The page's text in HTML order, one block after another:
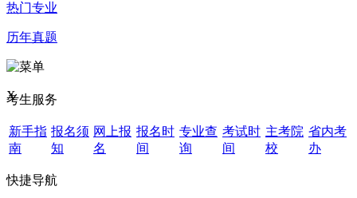
热门专业
历年真题
X
考生服务
新手指
南
报名须
知
网上报
名
报名时
间
专业查
询
考试时
间
主考院
校
省内考
办
快捷导航